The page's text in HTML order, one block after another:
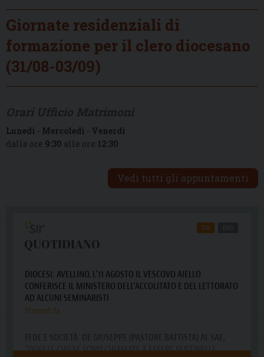
Giornate residenziali di
formazione per il clero diocesano
(31/08-03/09)
Lunedì - Mercoledì - Venerdì
dalle ore 9:30 alle ore 12:30
Vedi tutti gli appuntamenti